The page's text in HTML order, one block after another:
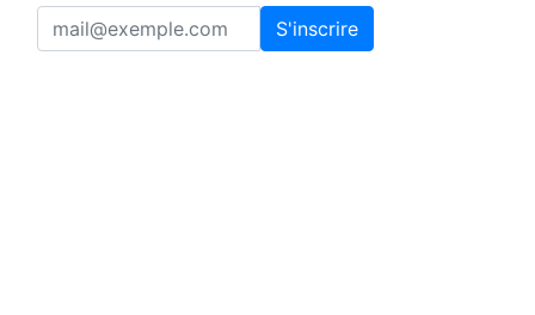
S'inscrire